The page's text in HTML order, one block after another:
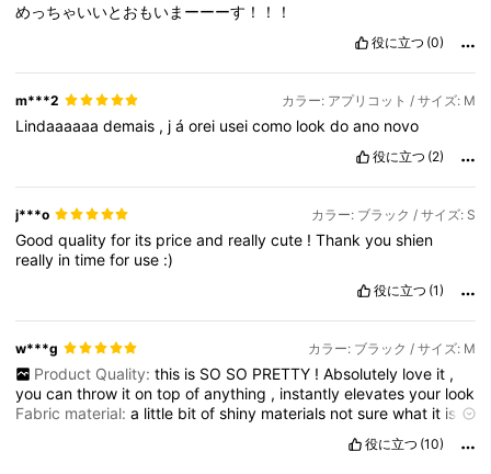
めっちゃいいとおもいまーーーす！！！
役に立つ (0)
m***2 カラー: アプリコット / サイズ: M
Lindaaaaaademais , jáorei useicomo lookdoano novo
役に立つ (2)
j***o カラー: ブラック / サイズ: S
Goodqualityfor its priceand reallycute !Thankyoushien
really intimefor use :)
役に立つ (1)
w***g カラー: ブラック / サイズ: M
Product Quality: this is SO SO PRETTY ! Absolutely love it ,
youcanthrow itontopofanything , instantlyelevatesyour look
Fabric material:a little bitofshiny materials notsurewhat it is .
役に立つ (10)